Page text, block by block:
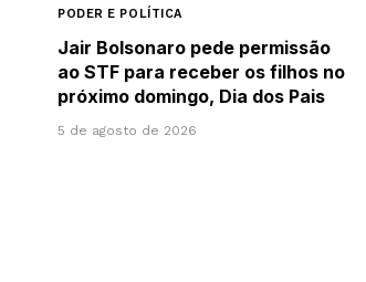
PODER E POLÍTICA
Jair Bolsonaro pede permissão
ao STF para receber os filhos no
próximo domingo, Dia dos Pais
5 de agosto de 2026